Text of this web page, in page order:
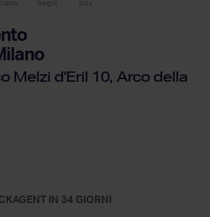
piano bagni box
Melzi d'Eril 10, Arco della
IN 34 GIORNI